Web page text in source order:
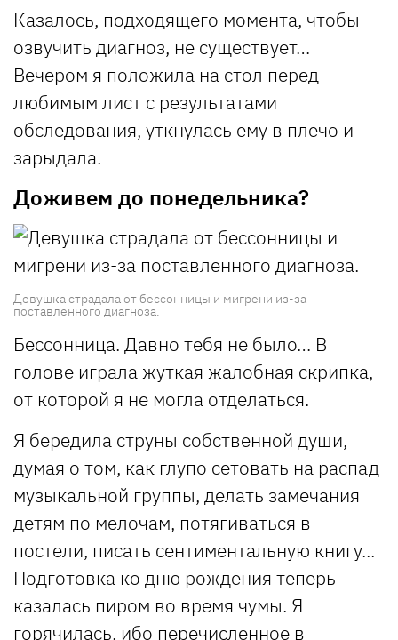
Казалось, подходящего момента, чтобы
озвучить диагноз, не существует…
Вечером я положила на стол перед
любимым лист с результатами
обследования, уткнулась ему в плечо и
зарыдала.
Доживем до понедельника?
Девушка страдала от бессонницы и мигрени из-за
поставленного диагноза.
Бессонница. Давно тебя не было… В
голове играла жуткая жалобная скрипка,
от которой я не могла отделаться.
Я бередила струны собственной души,
думая о том, как глупо сетовать на распад
музыкальной группы, делать замечания
детям по мелочам, потягиваться в
постели, писать сентиментальную книгу...
Подготовка ко дню рождения теперь
казалась пиром во время чумы. Я
горячилась, ибо перечисленное в